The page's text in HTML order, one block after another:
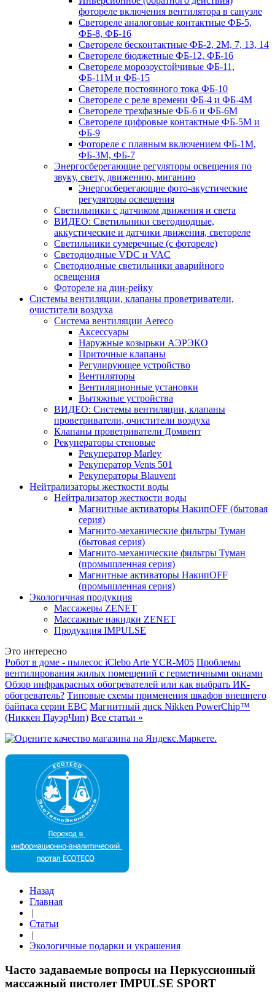
фотореле включения вентилятора в санузле
Светореле аналоговые контактные ФБ-5,
ФБ-8, ФБ-16
Светореле бесконтактные ФБ-2, 2М, 7, 13, 14
Светореле бюджетные ФБ-12, ФБ-16
Светореле морозоустойчивые ФБ-11,
ФБ-11М и ФБ-15
Светореле постоянного тока ФБ-10
Светореле с реле времени ФБ-4 и ФБ-4М
Светореле трехфазные ФБ-6 и ФБ-6М
Светореле цифровые контактные ФБ-5М и
ФБ-9
Фотореле с плавным включением ФБ-1М,
ФБ-3М, ФБ-7
Энергосберегающие регуляторы освещения по
звуку, свету, движению, миганию
Энергосберегающие фото-акустические
регуляторы освещения
Светильники с датчиком движения и света
ВИДЕО: Светильники светодиодные,
аккустические и датчики движения, светореле
Светильники сумеречные (с фотореле)
Светодиодные VDC и VAC
Светодиодные светильники аварийного
освещения
Фотореле на дин-рейку
Системы вентиляции, клапаны проветриватели,
очистители воздуха
Система вентиляции Aereco
Аксессуары
Наружные козырьки АЭРЭКО
Приточные клапаны
Регулирующее устройство
Вентиляторы
Вентиляционные установки
Вытяжные устройства
ВИДЕО: Системы вентиляции, клапаны
проветриватели, очистители воздуха
Клапаны проветриватели Домвент
Рекуператоры стеновые
Рекуператор Marley
Рекуператор Vents 501
Рекуператоры Blauvent
Нейтрализаторы жесткости воды
Нейтрализатор жесткости воды
Магнитные активаторы НакипOFF (бытовая
серия)
Магнито-механические фильтры Туман
(бытовая серия)
Магнито-механические фильтры Туман
(промышленная серия)
Магнитные активаторы НакипOFF
(промышленная серия)
Экологичная продукция
Массажеры ZENET
Массажные накидки ZENET
Продукция IMPULSE
Это интересно
Робот в доме - пылесос iClebo Arte YCR-M05 Проблемы
вентилирования жилых помещений с герметичными окнами
Обзор инфракрасных обогревателей или как выбрать ИК-
обогреватель? Типовые схемы применения шкафов внешнего
байпаса серии EBC Магнитный диск Nikken PowerChip™
(Никкен ПауэрЧип) Все статьи »
Назад
Главная
|
Статьи
|
Экологичные подарки и украшения
Часто задаваемые вопросы на Перкуссионный
массажный пистолет IMPULSE SPORT